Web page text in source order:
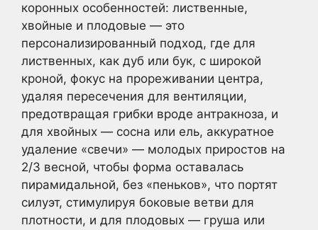
коронных особенностей: лиственные,
хвойные и плодовые — это
персонализированный подход, где для
лиственных, как дуб или бук, с широкой
кроной, фокус на прореживании центра,
удаляя пересечения для вентиляции,
предотвращая грибки вроде антракноза, и
для хвойных — сосна или ель, аккуратное
удаление «свечи» — молодых приростов на
2/3 весной, чтобы форма оставалась
пирамидальной, без «пеньков», что портят
силуэт, стимулируя боковые ветви для
плотности, и для плодовых — груша или